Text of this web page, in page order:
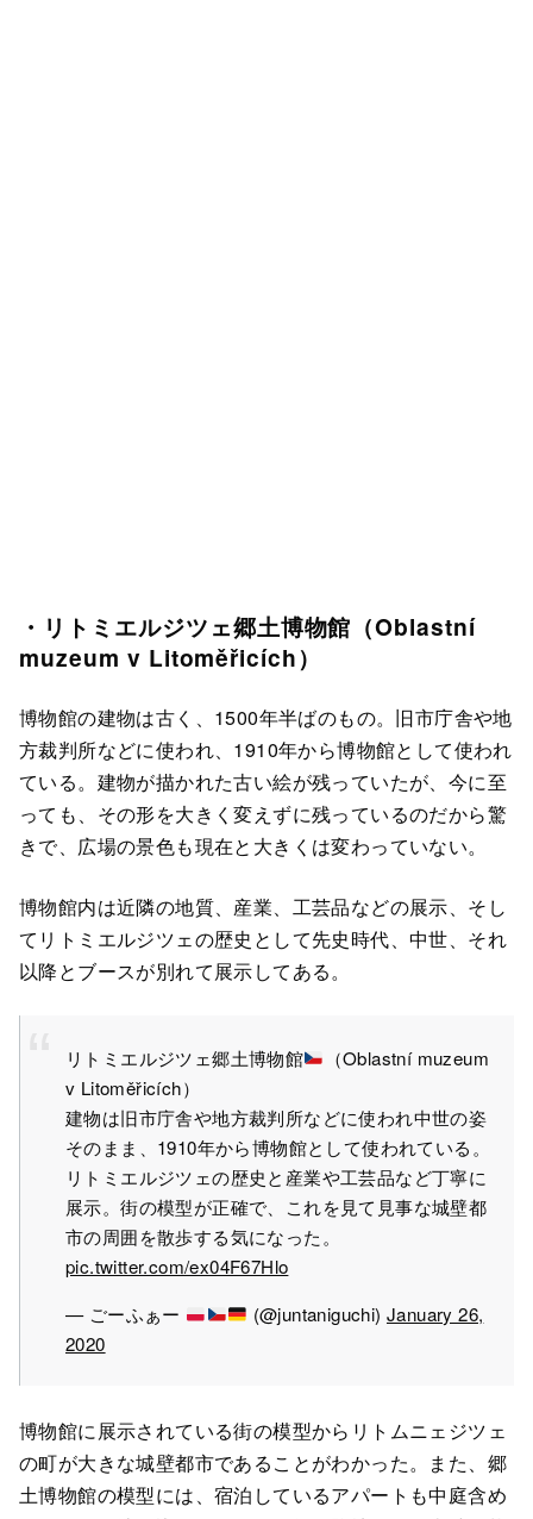
・リトミエルジツェ郷土博物館（Oblastní
muzeum v Litoměřicích）
博物館の建物は古く、1500年半ばのもの。旧市庁舎や地
方裁判所などに使われ、1910年から博物館として使われ
ている。建物が描かれた古い絵が残っていたが、今に至
っても、その形を大きく変えずに残っているのだから驚
きで、広場の景色も現在と大きくは変わっていない。
博物館内は近隣の地質、産業、工芸品などの展示、そし
てリトミエルジツェの歴史として先史時代、中世、それ
以降とブースが別れて展示してある。
リトミエルジツェ郷土博物館
（Oblastní muzeum
v Litoměřicích）
建物は旧市庁舎や地方裁判所などに使われ中世の姿
そのまま、1910年から博物館として使われている。
リトミエルジツェの歴史と産業や工芸品など丁寧に
展示。街の模型が正確で、これを見て見事な城壁都
市の周囲を散歩する気になった。
pic.twitter.com/ex04F67Hlo
— ごーふぁー
(@juntaniguchi) January 26,
2020
博物館に展示されている街の模型からリトムニェジツェ
の町が大きな城壁都市であることがわかった。また、郷
土博物館の模型には、宿泊しているアパートも中庭含め